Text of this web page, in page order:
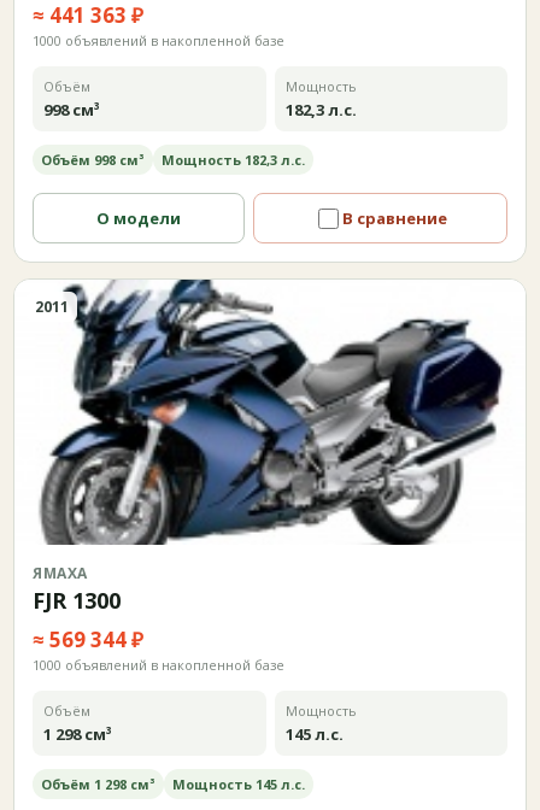
≈ 441 363 ₽
1000 объявлений в накопленной базе
Объём
998 см³
Мощность
182,3 л.с.
Объём 998 см³ Мощность 182,3 л.с.
О модели В сравнение
2011
ЯМАХА
FJR 1300
≈ 569 344 ₽
1000 объявлений в накопленной базе
Объём
1 298 см³
Мощность
145 л.с.
Объём 1 298 см³ Мощность 145 л.с.